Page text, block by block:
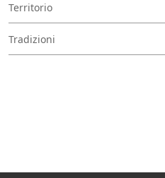
Territorio
Tradizioni